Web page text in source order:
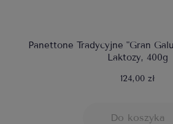
Panettone Tradycyjne "Gran
Laktozy, 400g
124,00 zł
Do koszyka